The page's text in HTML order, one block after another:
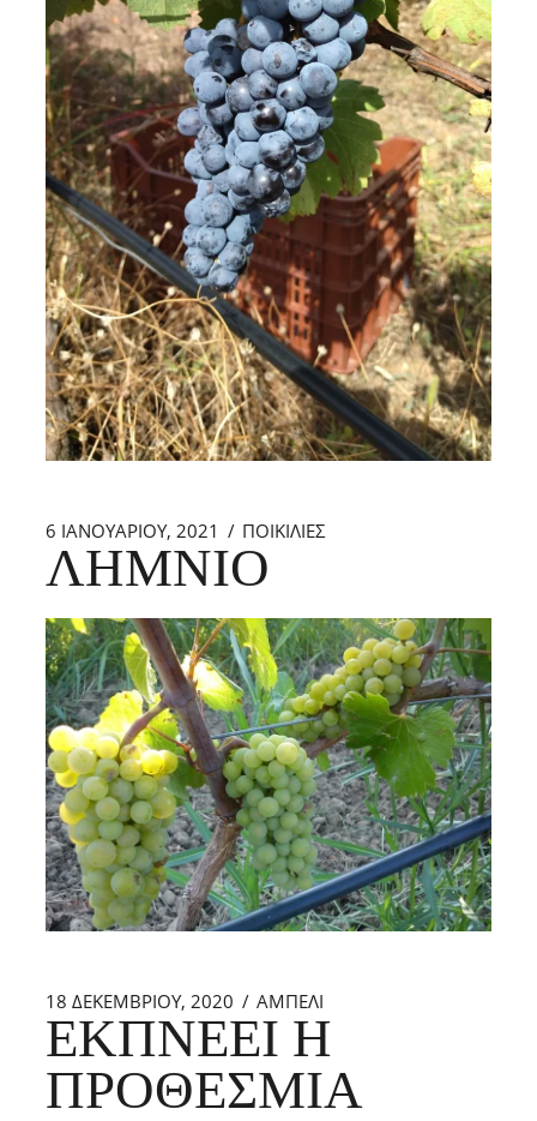
6 ΙΑΝΟΥΑΡΊΟΥ, 2021 ΠΟΙΚΙΛΙΕΣ
ΛΗΜΝΙΌ
18 ΔΕΚΕΜΒΡΊΟΥ, 2020 ΑΜΠΕΛΙ
ΕΚΠΝΈΕΙ Η
ΠΡΟΘΕΣΜΊΑ